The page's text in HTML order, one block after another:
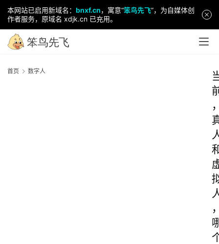
本网站已启用新域名： bnxf.cn，寓意“笨鸟先飞”，为自媒体创
作者服务，原域名 xdjk.cn 已充用。
首页 数字人